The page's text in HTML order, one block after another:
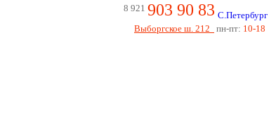
8 921 903 90 83 С.Петербург
Выборгское ш. 212
пн-пт: 10-18